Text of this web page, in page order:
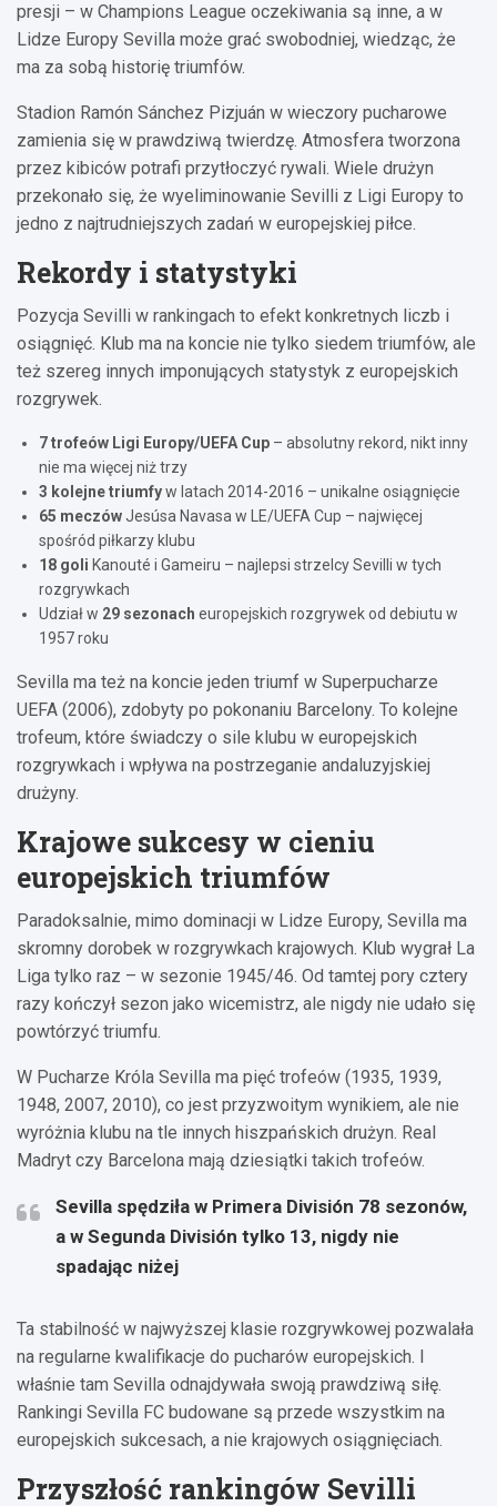
presji – w Champions League oczekiwania są inne, a w
Lidze Europy Sevilla może grać swobodniej, wiedząc, że
ma za sobą historię triumfów.
Stadion Ramón Sánchez Pizjuán w wieczory pucharowe
zamienia się w prawdziwą twierdzę. Atmosfera tworzona
przez kibiców potrafi przytłoczyć rywali. Wiele drużyn
przekonało się, że wyeliminowanie Sevilli z Ligi Europy to
jedno z najtrudniejszych zadań w europejskiej piłce.
Rekordy i statystyki
Pozycja Sevilli w rankingach to efekt konkretnych liczb i
osiągnięć. Klub ma na koncie nie tylko siedem triumfów, ale
też szereg innych imponujących statystyk z europejskich
rozgrywek.
7 trofeów Ligi Europy/UEFA Cup – absolutny rekord, nikt inny
nie ma więcej niż trzy
3 kolejne triumfyw latach 2014-2016 – unikalne osiągnięcie
65 meczówJesúsa Navasa w LE/UEFA Cup – najwięcej
spośród piłkarzy klubu
18 goli Kanouté i Gameiru – najlepsi strzelcy Sevilli w tych
rozgrywkach
Udział w 29 sezonach europejskich rozgrywek od debiutu w
1957 roku
Sevilla ma też na koncie jeden triumf w Superpucharze
UEFA (2006), zdobyty po pokonaniu Barcelony. To kolejne
trofeum, które świadczy o sile klubu w europejskich
rozgrywkach i wpływa na postrzeganie andaluzyjskiej
drużyny.
Krajowe sukcesy w cieniu
europejskich triumfów
Paradoksalnie, mimo dominacji w Lidze Europy, Sevilla ma
skromny dorobek w rozgrywkach krajowych. Klub wygrał La
Liga tylko raz – w sezonie 1945/46. Od tamtej pory cztery
razy kończył sezon jako wicemistrz, ale nigdy nie udało się
powtórzyć triumfu.
W Pucharze Króla Sevilla ma pięć trofeów (1935, 1939,
1948, 2007, 2010), co jest przyzwoitym wynikiem, ale nie
wyróżnia klubu na tle innych hiszpańskich drużyn. Real
Madryt czy Barcelona mają dziesiątki takich trofeów.
Sevilla spędziła w Primera División 78 sezonów,
a w Segunda División tylko 13, nigdy nie
spadając niżej
Ta stabilność w najwyższej klasie rozgrywkowej pozwalała
na regularne kwalifikacje do pucharów europejskich. I
właśnie tam Sevilla odnajdywała swoją prawdziwą siłę.
Rankingi Sevilla FC budowane są przede wszystkim na
europejskich sukcesach, a nie krajowych osiągnięciach.
Przyszłość rankingów Sevilli